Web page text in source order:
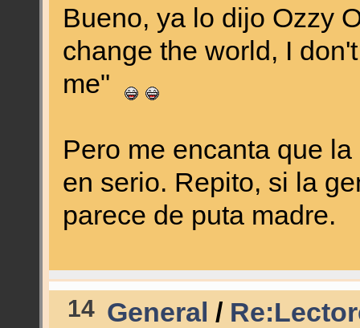
Bueno, ya lo dijo Ozzy
change the world, I
me"
Pero me encanta que
en serio. Repito, si la
parece de puta madre.
14 General /